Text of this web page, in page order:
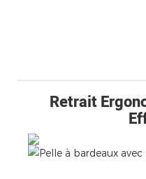
Retrait